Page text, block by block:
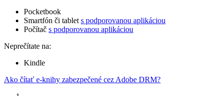
Pocketbook
Smartfón či tablet s podporovanou aplikáciou
Počítač s podporovanou aplikáciou
Neprečítate na:
Kindle
Ako čítať e-knihy zabezpečené cez Adobe DRM?